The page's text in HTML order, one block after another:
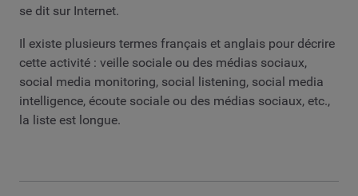
se dit sur Internet.
Il existe plusieurs termes français et anglais pour décrire
cette activité : veille sociale ou des médias sociaux,
social media monitoring, social listening, social media
intelligence, écoute sociale ou des médias sociaux, etc.,
la liste est longue.